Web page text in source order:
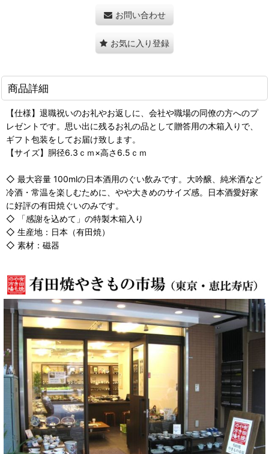
お問い合わせ
お気に入り登録
商品詳細
【仕様】退職祝いのお礼やお返しに、会社や職場の同僚の方へのプ
レゼントです。思い出に残るお礼の品として贈答用の木箱入りで、
ギフト包装をしてお届け致します。
【サイズ】胴径6.3ｃｍ×高さ6.5ｃｍ
◇ 最大容量 100mlの日本酒用のぐい飲みです。大吟醸、純米酒など
冷酒・常温を楽しむために、やや大きめのサイズ感。日本酒愛好家
に好評の有田焼ぐいのみです。
◇ 「感謝を込めて」の特製木箱入り
◇ 生産地：日本（有田焼）
◇ 素材：磁器